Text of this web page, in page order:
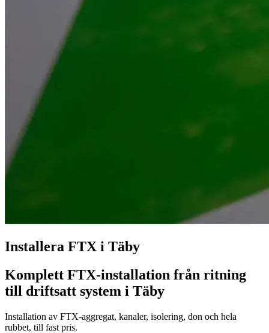
Installera FTX i Täby
Komplett FTX-installation från ritning
till driftsatt system i Täby
Installation av FTX-aggregat, kanaler, isolering, don och hela
rubbet, till fast pris.